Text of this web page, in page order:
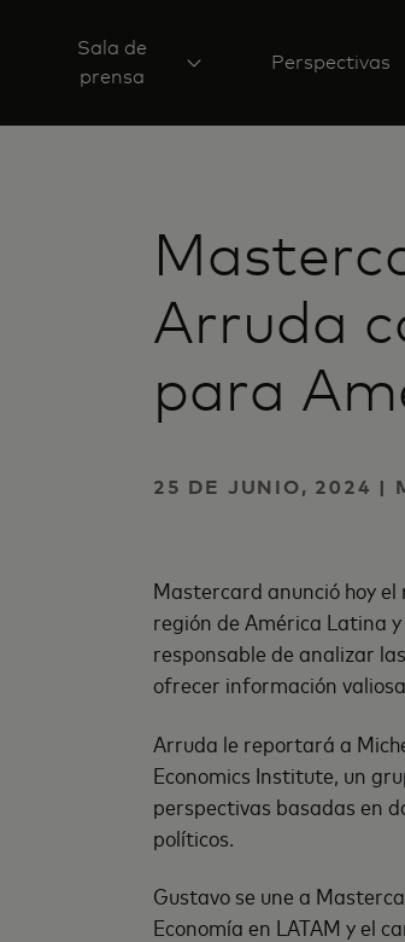
Sala de
prensa
Perspectivas
Arruda
para
25 DE JUNIO, 2024 |
Mastercard anunció hoy
región de América Latina
responsable de analizar
ofrecer información
Arruda le reportará a
Economics Institute, un
perspectivas basadas en
políticos.
Gustavo se une a
Economía en LATAM y el